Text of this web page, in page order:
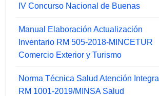
IV Concurso Nacional de Buenas
Manual Elaboración Actualización
Inventario RM 505-2018-MINCETUR
Comercio Exterior y Turismo
Norma Técnica Salud Atención Integral
RM 1001-2019/MINSA Salud